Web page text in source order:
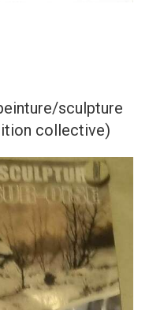
sculpture
collective)